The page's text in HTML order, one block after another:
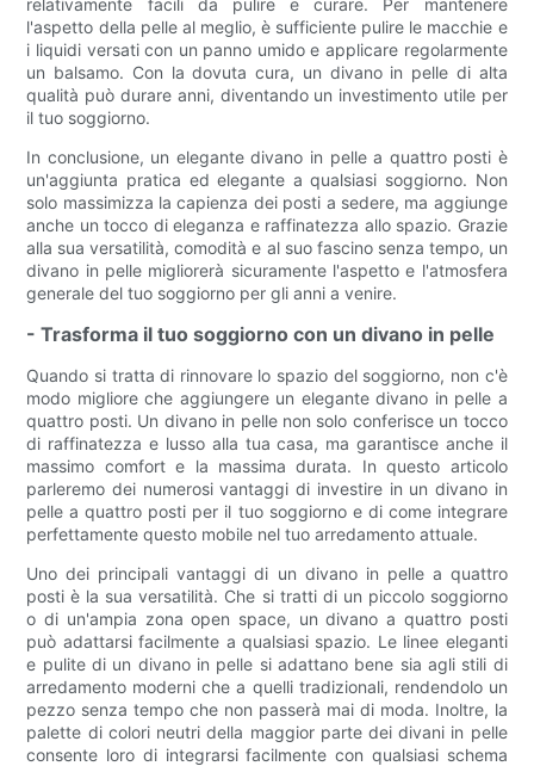
relativamente facili da pulire e curare. Per mantenere
l'aspetto della pelle al meglio, è sufficiente pulire le macchie e
i liquidi versati con un panno umido e applicare regolarmente
un balsamo. Con la dovuta cura, un divano in pelle di alta
qualità può durare anni, diventando un investimento utile per
il tuo soggiorno.
In conclusione, un elegante divano in pelle a quattro posti è
un'aggiunta pratica ed elegante a qualsiasi soggiorno. Non
solo massimizza la capienza dei posti a sedere, ma aggiunge
anche un tocco di eleganza e raffinatezza allo spazio. Grazie
alla sua versatilità, comodità e al suo fascino senza tempo, un
divano in pelle migliorerà sicuramente l'aspetto e l'atmosfera
generale del tuo soggiorno per gli anni a venire.
- Trasforma il tuo soggiorno con un divano in pelle
Quando si tratta di rinnovare lo spazio del soggiorno, non c'è
modo migliore che aggiungere un elegante divano in pelle a
quattro posti. Un divano in pelle non solo conferisce un tocco
di raffinatezza e lusso alla tua casa, ma garantisce anche il
massimo comfort e la massima durata. In questo articolo
parleremo dei numerosi vantaggi di investire in un divano in
pelle a quattro posti per il tuo soggiorno e di come integrare
perfettamente questo mobile nel tuo arredamento attuale.
Uno dei principali vantaggi di un divano in pelle a quattro
posti è la sua versatilità. Che si tratti di un piccolo soggiorno
o di un'ampia zona open space, un divano a quattro posti
può adattarsi facilmente a qualsiasi spazio. Le linee eleganti
e pulite di un divano in pelle si adattano bene sia agli stili di
arredamento moderni che a quelli tradizionali, rendendolo un
pezzo senza tempo che non passerà mai di moda. Inoltre, la
palette di colori neutri della maggior parte dei divani in pelle
consente loro di integrarsi facilmente con qualsiasi schema